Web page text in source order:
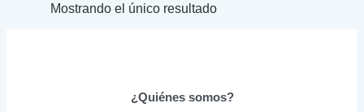
variantes.
en
Mostrando el único resultado
¿Quiénes somos?